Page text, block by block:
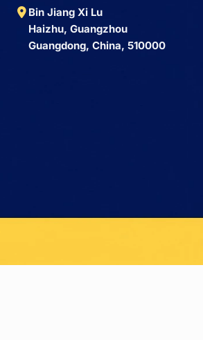
Bin Jiang Xi Lu
Haizhu, Guangzhou
Guangdong, China, 510000